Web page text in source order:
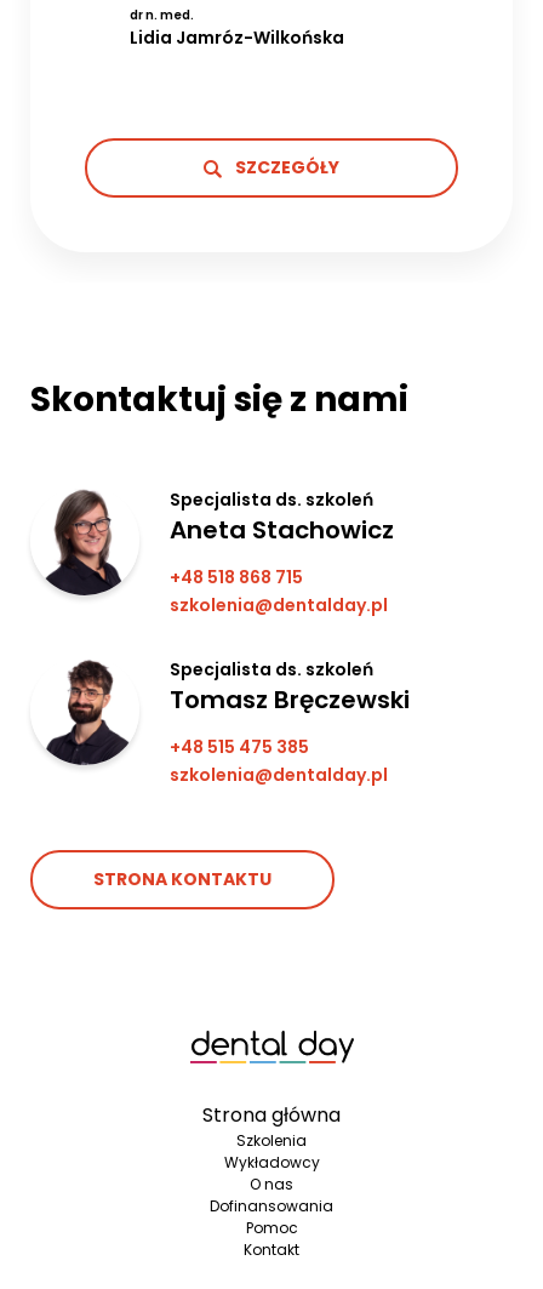
dr n. med.
Lidia Jamróz-Wilkońska
SZCZEGÓŁY
Skontaktuj się z nami
Specjalista ds. szkoleń
Aneta Stachowicz
+48 518 868 715
szkolenia@dentalday.pl
Specjalista ds. szkoleń
Tomasz Bręczewski
+48 515 475 385
szkolenia@dentalday.pl
STRONA KONTAKTU
Strona główna
Szkolenia
Wykładowcy
O nas
Dofinansowania
Pomoc
Kontakt